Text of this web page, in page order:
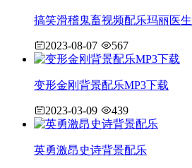
搞笑滑稽鬼畜视频配乐玛丽医生
2023-08-07 567
变形金刚背景配乐MP3下载
2023-03-09 439
英勇激昂史诗背景配乐